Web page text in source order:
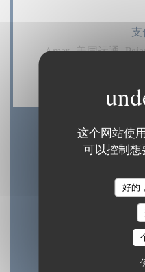
这个网站使
可以控制想
好的
Amex, 美国运通,
营
08:30 -